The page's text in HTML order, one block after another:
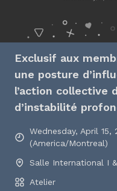
Exclusif aux
une posture
l’action collective
d’instabilité
Wednesday, April 15,
(America/Montreal)
Salle International I
Atelier